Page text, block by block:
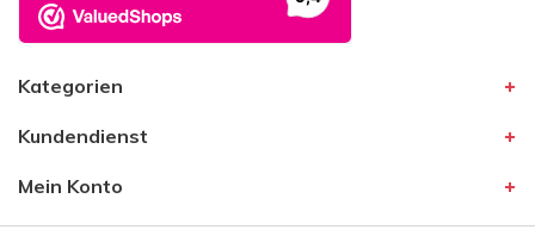
Kategorien
Kundendienst
Mein Konto